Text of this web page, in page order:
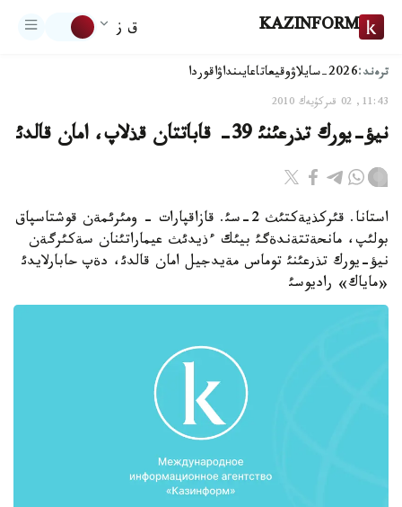
KAZINFORM ق ز
ترەند:2026-سايلاۋ وقيعاتاعايىنداۋاقوردا
11:43, 02 قىركۇيەك 2010
نيؤ-يورك تذرعئنئ 39- قاباتتان قذلاپ، امان قالدئ
استانا. قئركذيةكتئث 2-سئ. قازاقپارات - ومئرئمةن قوشتاسپاق
بولئپ، مانحةتتةندةگئ بيئك ءذيدئث عيماراتئنان سةكئرگةن
نيؤ-يورك تذرعئنئ توماس مةيدجيل امان قالدئ، دةپ حابارلايدئ
«ماياك» راديوسئ